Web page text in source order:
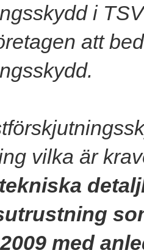
i
att
vilka är
med